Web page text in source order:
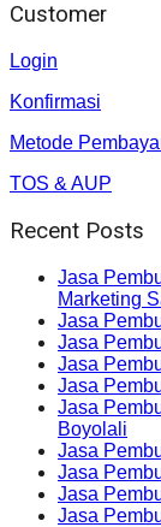
Customer
Login
Konfirmasi
Metode
TOS & AUP
Recent Posts
Jasa
Marketing
Jasa
Jasa
Jasa
Jasa
Jasa
Boyolali
Jasa
Jasa
Jasa
Jasa